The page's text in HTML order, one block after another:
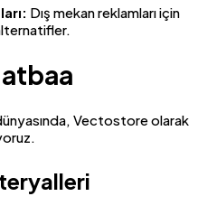
Dış mekan reklamları için
Vectostore olarak